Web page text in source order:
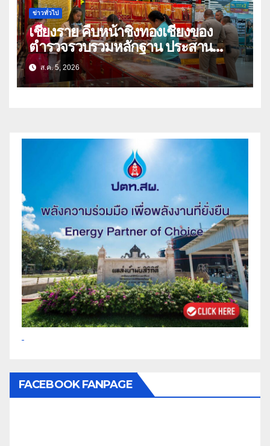
ข่าวทั่วไป
เชียงราย คืบหน้าชิงทองเชียงของ
ตำรวจรวบรวมหลักฐาน ประสาน
สปป.ลาว ติดตามจับกุม
ส.ค. 5, 2026
FACEBOOK FANPAGE